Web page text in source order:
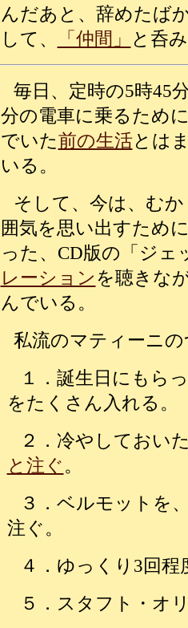
んだあと、辞めたば
して、
「仲間」 と呑
毎日、定時の5時45
分の電車に乗るため
でいた前の生活とは
いる。
そして、今は、む
囲気を思い出すため
った、CD版の「ジェ
レーションを聴きな
んでいる。
私流のマティーニ
１．誕生日にもら
をたくさん入れる。
２．冷やしておい
と注ぐ。
３．ベルモットを
注ぐ。
４．ゆっくり3回
５．スタフト・オ